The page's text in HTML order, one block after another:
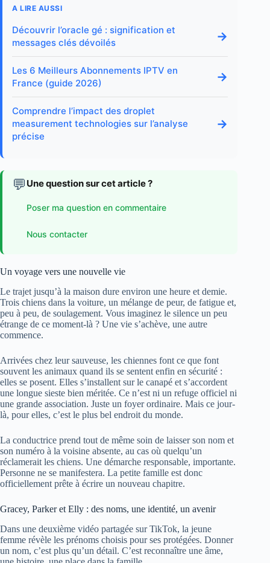
A LIRE AUSSI
Découvrir l’oracle gé : signification et
messages clés dévoilés
→
Les 6 Meilleurs Abonnements IPTV en
France (guide 2026)
→
Comprendre l’impact des droplet
measurement technologies sur l’analyse
précise
→
💬 Une question sur cet article ?
Poser ma question en commentaire
Nous contacter
Un voyage vers une nouvelle vie
Le trajet jusqu’à la maison dure environ une heure et demie.
Trois chiens dans la voiture, un mélange de peur, de fatigue et,
peu à peu, de soulagement. Vous imaginez le silence un peu
étrange de ce moment-là ? Une vie s’achève, une autre
commence.
Arrivées chez leur sauveuse, les chiennes font ce que font
souvent les animaux quand ils se sentent enfin en sécurité :
elles se posent. Elles s’installent sur le canapé et s’accordent
une longue sieste bien méritée. Ce n’est ni un refuge officiel ni
une grande association. Juste un foyer ordinaire. Mais ce jour-
là, pour elles, c’est le plus bel endroit du monde.
La conductrice prend tout de même soin de laisser son nom et
son numéro à la voisine absente, au cas où quelqu’un
réclamerait les chiens. Une démarche responsable, importante.
Personne ne se manifestera. La petite famille est donc
officiellement prête à écrire un nouveau chapitre.
Gracey, Parker et Elly : des noms, une identité, un avenir
Dans une deuxième vidéo partagée sur TikTok, la jeune
femme révèle les prénoms choisis pour ses protégées. Donner
un nom, c’est plus qu’un détail. C’est reconnaître une âme,